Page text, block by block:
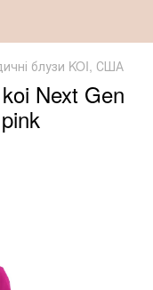
блузи KOI, США
Next Gen